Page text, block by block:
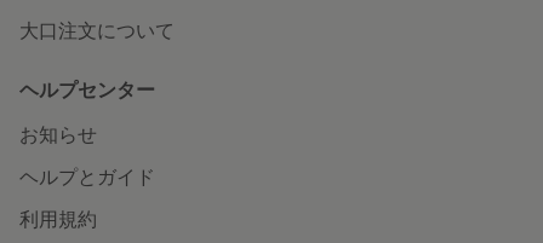
大口注文について
ヘルプセンター
お知らせ
ヘルプとガイド
利用規約